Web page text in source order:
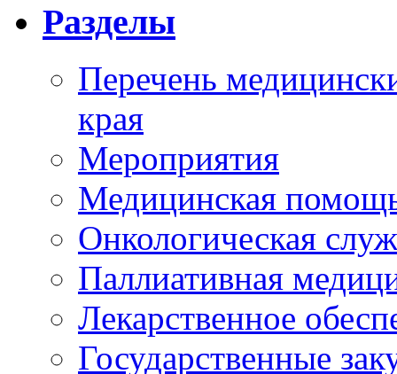
Разделы
Перечень
края
Мероприятия
Медицинская
Онкологическая
Паллиативная
Лекарственное
Государственные